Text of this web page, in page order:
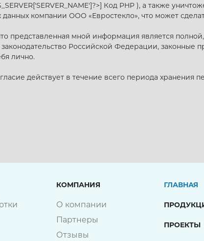
Код PHP ), а также
данных компании ООО «Евростекло», что может
представленная мной информация является
Российской Федерации, законные
лично.
действует в течение всего периода хранения
КОМПАНИЯ
О компании
Партнеры
Отзывы
ГЛАВНАЯ
ПРОЕКТЫ